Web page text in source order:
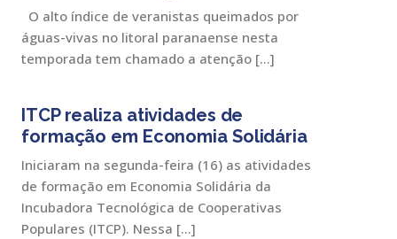
O alto índice de veranistas queimados por
águas-vivas no litoral paranaense nesta
temporada tem chamado a atenção […]
ITCP realiza atividades de
formação em Economia Solidária
Iniciaram na segunda-feira (16) as atividades
de formação em Economia Solidária da
Incubadora Tecnológica de Cooperativas
Populares (ITCP). Nessa […]